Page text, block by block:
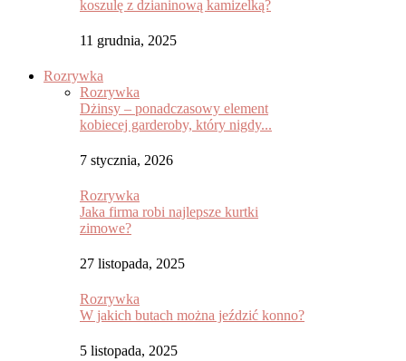
koszulę z dzianinową kamizelką?
11 grudnia, 2025
Rozrywka
Rozrywka
Dżinsy – ponadczasowy element
kobiecej garderoby, który nigdy...
7 stycznia, 2026
Rozrywka
Jaka firma robi najlepsze kurtki
zimowe?
27 listopada, 2025
Rozrywka
W jakich butach można jeździć konno?
5 listopada, 2025